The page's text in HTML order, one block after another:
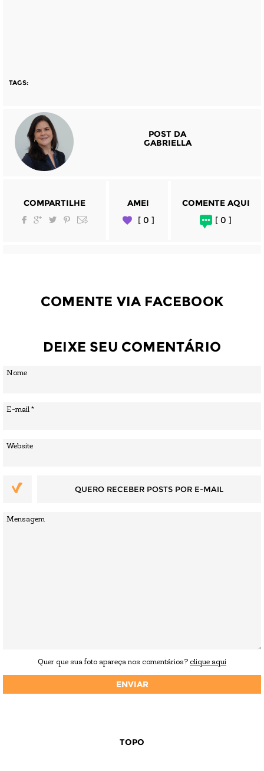
TAGS:
POST DA
GABRIELLA
COMPARTILHE
AMEI
[ 0 ]
COMENTE AQUI
[ 0 ]
COMENTE VIA FACEBOOK
DEIXE SEU COMENTÁRIO
QUERO RECEBER POSTS POR E-MAIL
Quer que sua foto apareça nos comentários? clique aqui
TOPO